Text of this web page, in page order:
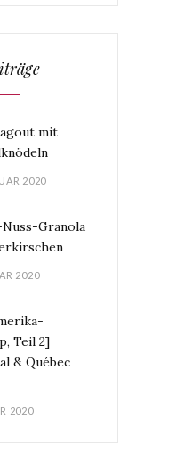
mit
2020
Granola
2020
Teil 2]
& Québec
2020